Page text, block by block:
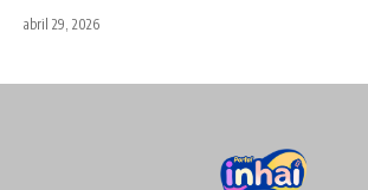
abril 29, 2026